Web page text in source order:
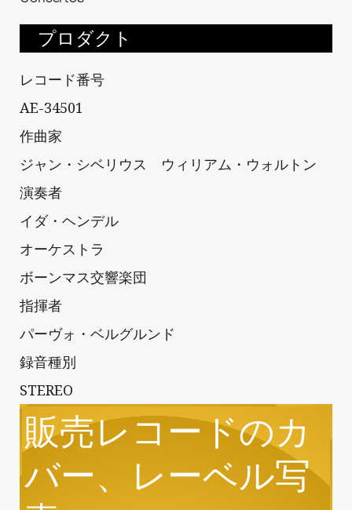
プロダクト
レコード番号
AE-34501
作曲家
ジャン・シベリウス ウィリアム・ウォルトン
演奏者
イダ・ヘンデル
オーケストラ
ボーンマス交響楽団
指揮者
パーヴォ・ベルグルンド
録音種別
STEREO
販売レコードのカ
バー、レーベル写